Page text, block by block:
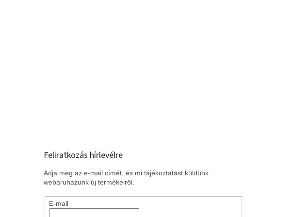
Feliratkozás hírlevélre
Adja meg az e-mail címét, és mi tájékoztatást küldünk
webáruházunk új termékeiről.
E-mail